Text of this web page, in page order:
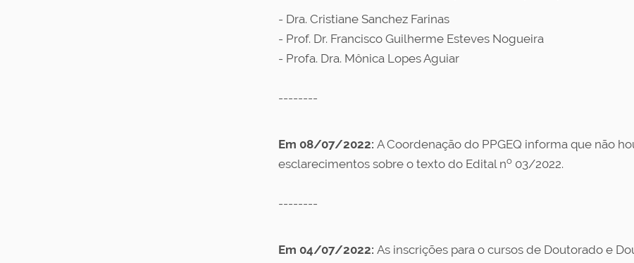
- Dra. Cristiane Sanchez Farinas
- Prof. Dr. Francisco Guilherme Esteves Nogueira
- Profa. Dra. Mônica Lopes Aguiar
--------
Em 08/07/2022: A Coordenação do PPGEQ informa que não
esclarecimentos sobre o texto do Edital no 03/2022.
--------
Em 04/07/2022: As inscrições para o cursos de Doutorado e